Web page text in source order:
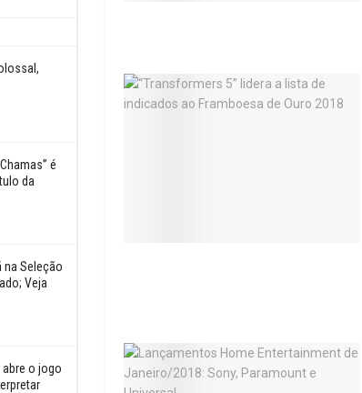
é
da
na Seleção
Veja
abre o jogo